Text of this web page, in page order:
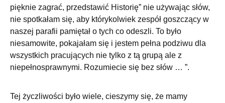
pięknie zagrać, przedstawić Historię” nie używając słów,
nie spotkałam się, aby którykolwiek zespół goszczący w
naszej parafii pamiętał o tych co odeszli. To było
niesamowite, pokajałam się i jestem pełna podziwu dla
wszystkich pracujących nie tylko z tą grupą ale z
niepełnosprawnymi. Rozumiecie się bez słów … ”.
Tej życzliwości było wiele, cieszymy się, że mamy